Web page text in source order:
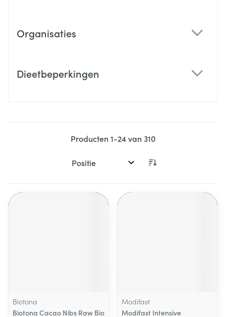
Organisaties
Dieetbeperkingen
Producten1-24van310
Sorteer op:
Biotona
Biotona Cacao Nibs Raw Bio
Modifast
Modifast Intensive